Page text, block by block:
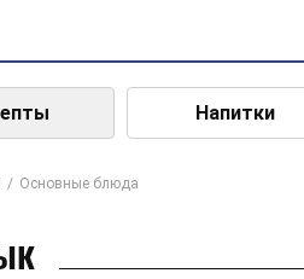
Напитки
Основные блюда